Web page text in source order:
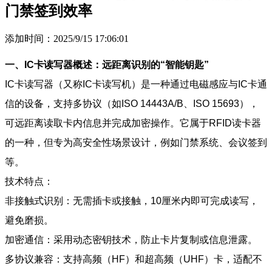
门禁签到效率
添加时间：2025/9/15 17:06:01
一、IC卡读写器概述：远距离识别的“智能钥匙”
IC卡读写器（又称IC卡读写机）是一种通过电磁感应与IC卡通
信的设备，支持多协议（如ISO 14443A/B、ISO 15693），
可远距离读取卡内信息并完成加密操作。它属于RFID读卡器
的一种，但专为高安全性场景设计，例如门禁系统、会议签到
等。
技术特点：
非接触式识别：无需插卡或接触，10厘米内即可完成读写，
避免磨损。
加密通信：采用动态密钥技术，防止卡片复制或信息泄露。
多协议兼容：支持高频（HF）和超高频（UHF）卡，适配不